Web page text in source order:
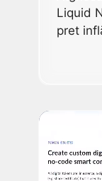
Liquid
pret